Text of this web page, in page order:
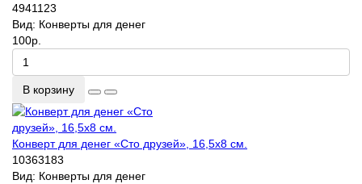
4941123
Вид: Конверты для денег
100р.
В корзину
Конверт для денег «Сто друзей», 16,5х8 см.
10363183
Вид: Конверты для денег